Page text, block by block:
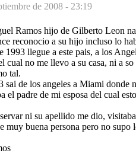
de 2008 - 23:19
Ramos hijo de Gilberto Leon
reconocio a su hijo incluso lo
1993 llegue a este pais, a los
cual no me llevo a su casa, ni a
tal.
sai de los angeles a Miami donde
el padre de mi esposa del cual
ni su apellido me dio,
muy buena persona pero no